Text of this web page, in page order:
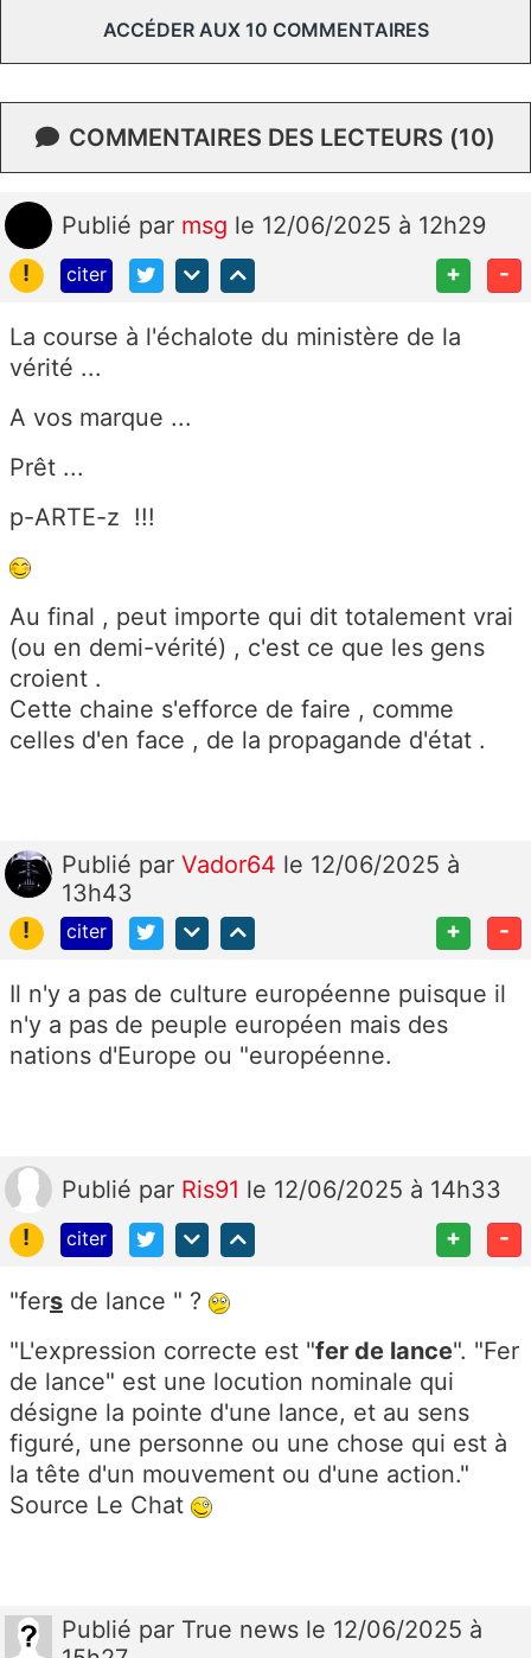
ACCÉDER AUX 10 COMMENTAIRES
COMMENTAIRES DES LECTEURS (10)
Publié par msg le 12/06/2025 à 12h29
!
citer + -
La course à l'échalote du ministère de la
vérité ...
A vos marque ...
Prêt ...
p-ARTE-z !!!
Au final , peut importe qui dit totalement vrai
(ou en demi-vérité) , c'est ce que les gens
croient .
Cette chaine s'efforce de faire , comme
celles d'en face , de la propagande d'état .
Publié par Vador64 le 12/06/2025 à
13h43
!
citer + -
Il n'y a pas de culture européenne puisque il
n'y a pas de peuple européen mais des
nations d'Europe ou "européenne.
Publié par Ris91 le 12/06/2025 à 14h33
!
citer + -
"fers de lance " ?
"L'expression correcte est "fer de lance". "Fer
de lance" est une locution nominale qui
désigne la pointe d'une lance, et au sens
figuré, une personne ou une chose qui est à
la tête d'un mouvement ou d'une action."
Source Le Chat
Publié par True news le 12/06/2025 à